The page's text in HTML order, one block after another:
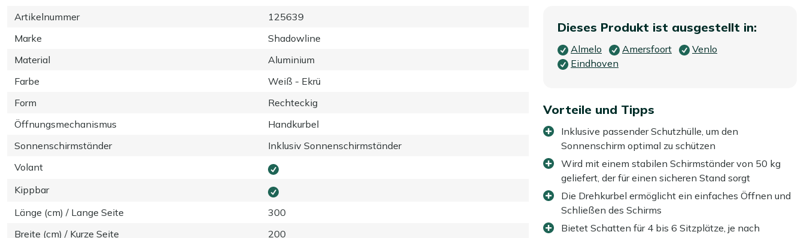
Artikelnummer
125639
Marke
Shadowline
Material
Aluminium
Farbe
Weiß - Ekrü
Form
Rechteckig
Öffnungsmechanismus
Handkurbel
Sonnenschirmständer
Inklusiv Sonnenschirmständer
Volant
Kippbar
Länge (cm) / Lange Seite
300
Breite (cm) / Kurze Seite
200
Dieses Produkt ist ausgestellt in:
Almelo Amersfoort
Venlo
Eindhoven
Vorteile und Tipps
Inklusive passender Schutzhülle, um den
Sonnenschirm optimal zu schützen
Wird mit einem stabilen Schirmständer von 50 kg
geliefert, der für einen sicheren Stand sorgt
Die Drehkurbel ermöglicht ein einfaches Öffnen und
Schließen des Schirms
Bietet Schatten für 4 bis 6 Sitzplätze, je nach